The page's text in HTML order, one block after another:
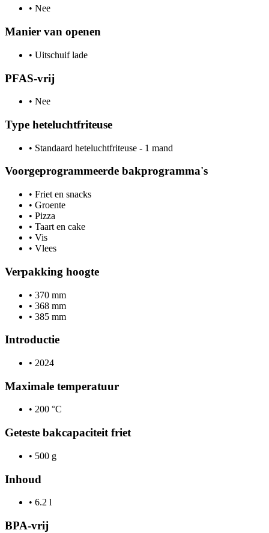
• Nee
Manier van openen
• Uitschuif lade
PFAS-vrij
• Nee
Type heteluchtfriteuse
• Standaard heteluchtfriteuse - 1 mand
Voorgeprogrammeerde bakprogramma's
• Friet en snacks
• Groente
• Pizza
• Taart en cake
• Vis
• Vlees
Verpakking hoogte
• 370 mm
• 368 mm
• 385 mm
Introductie
• 2024
Maximale temperatuur
• 200 °C
Geteste bakcapaciteit friet
• 500 g
Inhoud
• 6.2 l
BPA-vrij